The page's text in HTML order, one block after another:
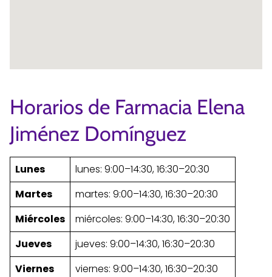
Horarios de Farmacia Elena
Jiménez Domínguez
Lunes
lunes: 9:00–14:30, 16:30–20:30
Martes
martes: 9:00–14:30, 16:30–20:30
Miércoles
miércoles: 9:00–14:30, 16:30–20:30
Jueves
jueves: 9:00–14:30, 16:30–20:30
Viernes
viernes: 9:00–14:30, 16:30–20:30